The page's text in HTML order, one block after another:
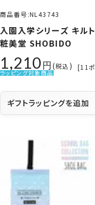
商品番号 NL43743
入園入学シリーズ キル
粧美堂 SHOBIDO
1,210 税込 [11
ラッピング対象商品
ギフトラッピングを追加